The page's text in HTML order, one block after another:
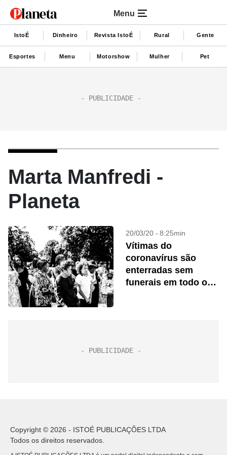
Menu
IstoÉ Dinheiro Revista IstoÉ Rural Gente
Esportes Menu Motorshow Mulher Pet
Marta Manfredi -
Planeta
20/03/20 - 8:25min
Vítimas do
coronavírus são
enterradas sem
funerais em todo o
Copyright © 2026 - ISTOÉ PUBLICAÇÕES LTDA
Todos os direitos reservados.